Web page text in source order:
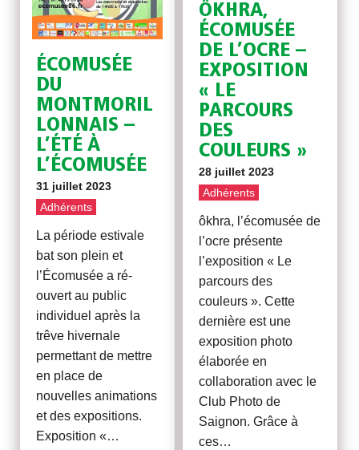
ÉCOMUSÉE
DU
MONTMORIL
LONNAIS –
L’ÉTÉ À
L’ÉCOMUSÉE
31 juillet 2023
Adhérents
La période estivale
bat son plein et
l’Écomusée a ré-
ouvert au public
individuel après la
trêve hivernale
permettant de mettre
en place de
nouvelles animations
et des expositions.
Exposition «…
ÔKHRA,
ÉCOMUSÉE
DE L’OCRE –
EXPOSITION
« LE
PARCOURS
DES
COULEURS »
28 juillet 2023
Adhérents
ôkhra, l’écomusée de
l’ocre présente
l’exposition « Le
parcours des
couleurs ». Cette
dernière est une
exposition photo
élaborée en
collaboration avec le
Club Photo de
Saignon. Grâce à
ces…